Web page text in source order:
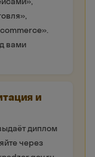
вами
и
диплом
через